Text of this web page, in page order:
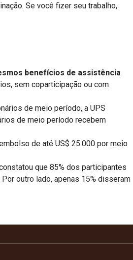
Se você fizer seu trabalho,
benefícios de assistência
sem coparticipação ou com
de meio período, a UPS
de meio período recebem
de até US$ 25.000 por meio
que 85% dos participantes
outro lado, apenas 15% disseram